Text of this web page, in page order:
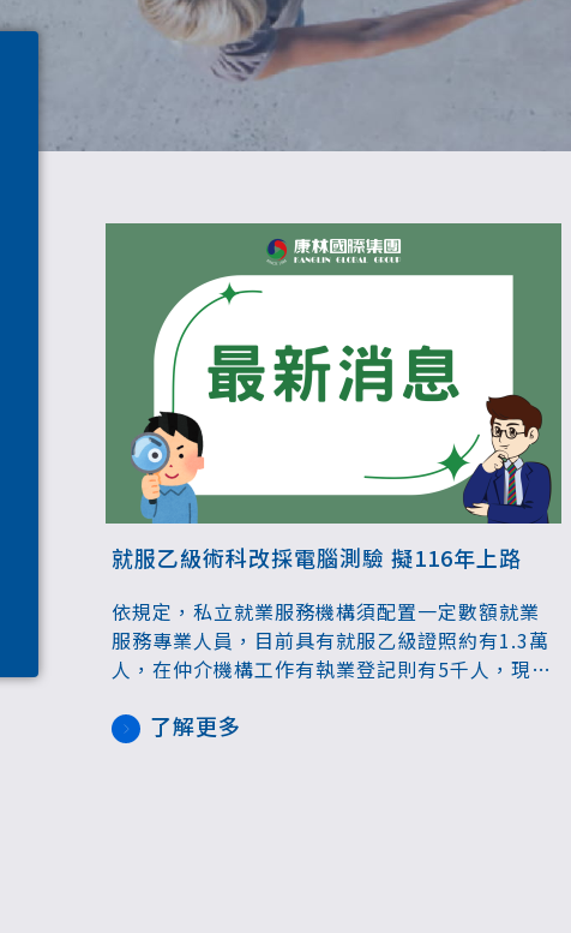
就服乙級術科改採電腦測驗 擬116年上路
依規定，私立就業服務機構須配置一定數額就業
服務專業人員，目前具有就服乙級證照約有1.3萬
人，在仲介機構工作有執業登記則有5千人，現行
手寫申論簡答題，為提升行政效率且避免人為疏
了解更多